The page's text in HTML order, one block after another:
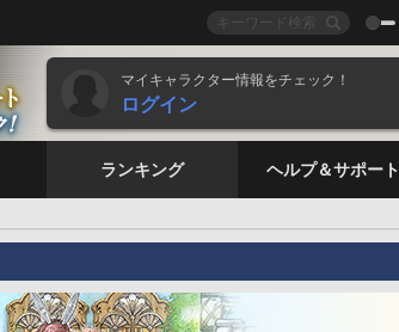
マイキャラクター情報をチェック！
ログイン
ランキング ヘルプ＆サポート